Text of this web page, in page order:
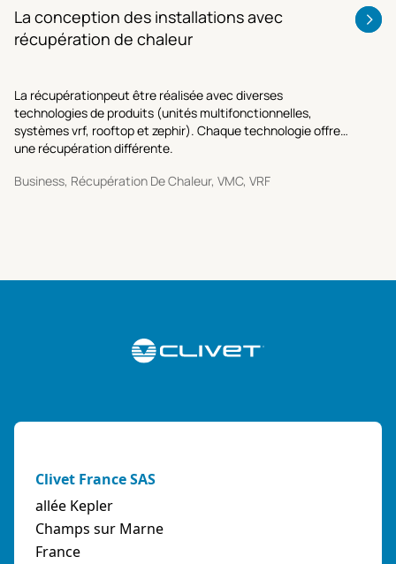
La conception des installations avec
récupération de chaleur
La récupérationpeut être réalisée avec diverses
technologies de produits (unités multifonctionnelles,
systèmes vrf, rooftop et zephir). Chaque technologie offre
une récupération différente.
Business, Récupération De Chaleur, VMC, VRF
Clivet France SAS
allée Kepler
Champs sur Marne
France